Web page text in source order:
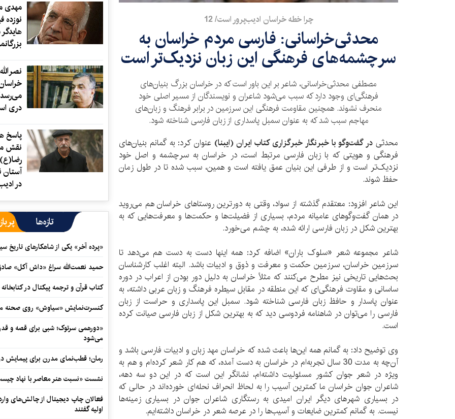
چرا خطه خراسان ادیب‌پرور است/ 12
محدثی‌خراسانی: فارسی مردم خراسان به
سرچشمه‌های فرهنگی این زبان نزدیک‌تر است
مصطفی محدثی‌خراسانی، شاعر بر این باور است که در خراسان بزرگ بنیان‌های
فرهنگی‌ای وجود دارد که سبب می‌شود شاعران و نویسندگان از مسیر اصلی خود
منحرف نشوند. همچنین مقاومت فرهنگی این سرزمین در برابر فرهنگ و زبان‌های
مهاجم سبب شد که به عنوان سمبل پاسداری از زبان فارسی شناخته شود.
محدثی در گفت‌وگو با خبرنگار خبرگزاری کتاب ایران (ایبنا) عنوان کرد: به گمانم بنیان‌های
فرهنگی و هویتی که با زبان فارسی مرتبط است، در خراسان به سرچشمه و اصل خود
نزدیک‌تر است و از طرفی این بنیان عمق یافته است و همین، سبب شده تا در طول زمان
حفظ شوند.
این شاعر افزود: معتقدم گذشته از سواد، وقتی به دورترین روستاهای خراسان هم می‌روید
در همان گفت‌وگوهای عامیانه مردم، بسیاری از فضیلت‌ها و حکمت‌ها و معرفت‌هایی که به
بهترین شکل در زبان فارسی ارائه شده، به چشم می‌خورد.
شاعر مجموعه شعر «سلوک باران» اضافه کرد: همه اینها دست به دست هم می‌دهد تا
سرزمین خراسان، سرزمین حکمت و معرفت و ذوق و ادبیات باشد. البته اغلب کارشناسان
بحث‌هایی تاریخی نیز مطرح می‌کنند که مثلاً خراسان به دلیل دور بودن از اعراب در دوره
ساسانی و مقاوت فرهنگی‌ای که این منطقه در مقابل سیطره فرهنگ و زبان عربی داشته، به
عنوان پاسدار و حافظ زبان فارسی شناخته شود. سمبل این پاسداری و حراست از زبان
فارسی را می‌توان در شاهنامه فردوسی دید که به بهترین شکل از زبان فارسی صیانت کرده
است.
وی توضیح داد: به گمانم همه این‌ها باعث شده که خراسان مهد زبان و ادبیات فارسی باشد و
آن‌چه به مدت 30 سال تجربه‌ام در خراسان به دست آمده، که هم کار شعر کرده‌ام و هم به
ویژه در شعر جوان کشور مسئولیت داشته‌ام، نشانگر این است که در این دو سه دهه،
شاعران جوان خراسان ما کمترین آسیب را به لحاظ انحراف نحله‌ای خورده‌اند در حالی که
در بسیاری شهرهای دیگر ایران امیدی به رستگاری شاعران جوان در بسیاری زمینه‌ها
نیست. به گمانم کمترین ضایعات و آسیب‌ها را در عرصه شعر در خراسان داشته‌ایم.
مهدی
نوزده
دری
پاسخ
نقش
در
تازه‌ها
«پرده آخر» یکی از شاهکارهای تاریخ
حمید نعمت‌‏الله سراغ «داش آکل»
کتاب قرآن و ترجمه پیکتال در
کنسرت‌نمایش «سیاوش» روی صحنه
«دورهمی سرتوک؛ شبی برای قصه و
می‌شود
رمان؛ قطب‌نمای مدرن برای پیمایش
نشست «نسبت هنر معاصر با نهاد
فعالان چاپ دیجیتال از چالش‌های
اولیه گفتند